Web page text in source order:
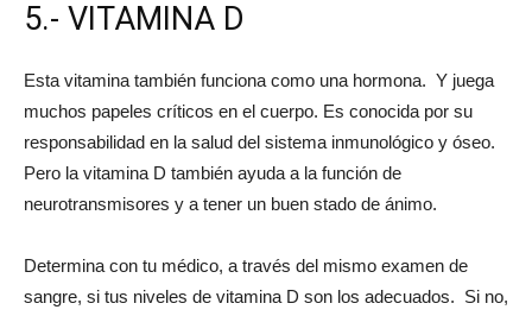
5.- VITAMINA D
Esta vitamina también funciona como una hormona. Y juega
muchos papeles críticos en el cuerpo. Es conocida por su
responsabilidad en la salud del sistema inmunológico y óseo.
Pero la vitamina D también ayuda a la función de
neurotransmisores y a tener un buen stado de ánimo.
Determina con tu médico, a través del mismo examen de
sangre, si tus niveles de vitamina D son los adecuados. Si no,